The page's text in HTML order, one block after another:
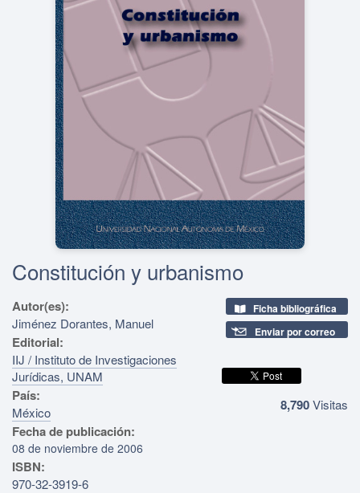
Constitución y urbanismo
Autor(es):
Jiménez Dorantes, Manuel
Editorial:
IIJ / Instituto de Investigaciones
Jurídicas, UNAM
País:
México
Fecha de publicación:
08 de noviembre de 2006
ISBN:
970-32-3919-6
Ficha bibliográfica
Enviar por correo
8,790Visitas